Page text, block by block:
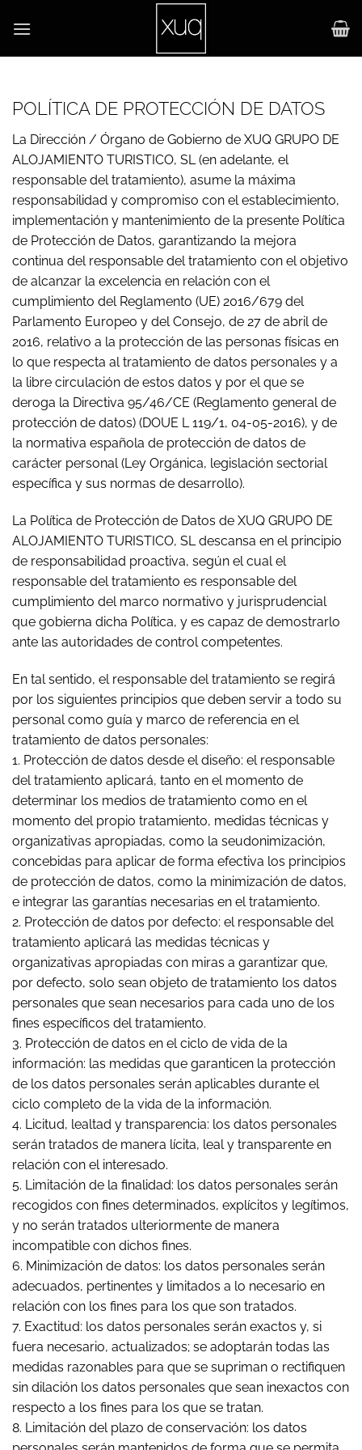
POLÍTICA DE PROTECCIÓN DE DATOS
La Dirección / Órgano de Gobierno de XUQ GRUPO DE
ALOJAMIENTO TURISTICO, SL (en adelante, el
responsable del tratamiento), asume la máxima
responsabilidad y compromiso con el establecimiento,
implementación y mantenimiento de la presente Política
de Protección de Datos, garantizando la mejora
continua del responsable del tratamiento con el objetivo
de alcanzar la excelencia en relación con el
cumplimiento del Reglamento (UE) 2016/679 del
Parlamento Europeo y del Consejo, de 27 de abril de
2016, relativo a la protección de las personas físicas en
lo que respecta al tratamiento de datos personales y a
la libre circulación de estos datos y por el que se
deroga la Directiva 95/46/CE (Reglamento general de
protección de datos) (DOUE L 119/1, 04-05-2016), y de
la normativa española de protección de datos de
carácter personal (Ley Orgánica, legislación sectorial
específica y sus normas de desarrollo).
La Política de Protección de Datos de XUQ GRUPO DE
ALOJAMIENTO TURISTICO, SL descansa en el principio
de responsabilidad proactiva, según el cual el
responsable del tratamiento es responsable del
cumplimiento del marco normativo y jurisprudencial
que gobierna dicha Política, y es capaz de demostrarlo
ante las autoridades de control competentes.
En tal sentido, el responsable del tratamiento se regirá
por los siguientes principios que deben servir a todo su
personal como guía y marco de referencia en el
tratamiento de datos personales:
1. Protección de datos desde el diseño: el responsable
del tratamiento aplicará, tanto en el momento de
determinar los medios de tratamiento como en el
momento del propio tratamiento, medidas técnicas y
organizativas apropiadas, como la seudonimización,
concebidas para aplicar de forma efectiva los principios
de protección de datos, como la minimización de datos,
e integrar las garantías necesarias en el tratamiento.
2. Protección de datos por defecto: el responsable del
tratamiento aplicará las medidas técnicas y
organizativas apropiadas con miras a garantizar que,
por defecto, solo sean objeto de tratamiento los datos
personales que sean necesarios para cada uno de los
fines específicos del tratamiento.
3. Protección de datos en el ciclo de vida de la
información: las medidas que garanticen la protección
de los datos personales serán aplicables durante el
ciclo completo de la vida de la información.
4. Licitud, lealtad y transparencia: los datos personales
serán tratados de manera lícita, leal y transparente en
relación con el interesado.
5. Limitación de la finalidad: los datos personales serán
recogidos con fines determinados, explícitos y legítimos,
y no serán tratados ulteriormente de manera
incompatible con dichos fines.
6. Minimización de datos: los datos personales serán
adecuados, pertinentes y limitados a lo necesario en
relación con los fines para los que son tratados.
7. Exactitud: los datos personales serán exactos y, si
fuera necesario, actualizados; se adoptarán todas las
medidas razonables para que se supriman o rectifiquen
sin dilación los datos personales que sean inexactos con
respecto a los fines para los que se tratan.
8. Limitación del plazo de conservación: los datos